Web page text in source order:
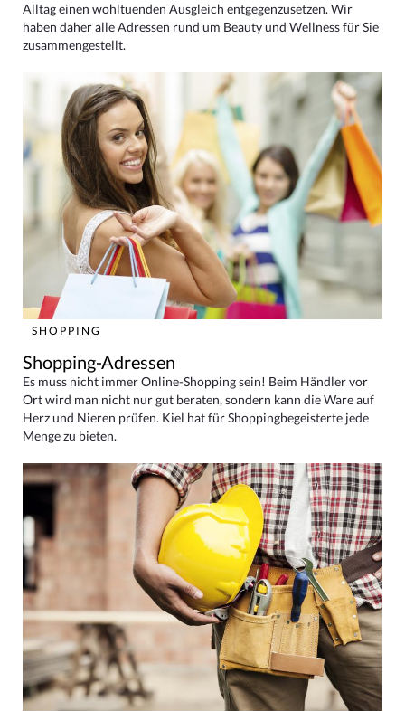
Alltag einen wohltuenden Ausgleich entgegenzusetzen. Wir
haben daher alle Adressen rund um Beauty und Wellness für Sie
zusammengestellt.
SHOPPING
Shopping-Adressen
Es muss nicht immer Online-Shopping sein! Beim Händler vor
Ort wird man nicht nur gut beraten, sondern kann die Ware auf
Herz und Nieren prüfen. Kiel hat für Shoppingbegeisterte jede
Menge zu bieten.